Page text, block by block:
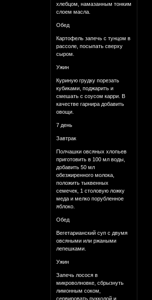
хлебцом, намазанным тонким
слоем масла.
Обед
Картофель запечь с тунцом в
рассоле, посыпать сверху
сыром.
Ужин
Куриную грудку порезать
кубиками, поджарить и
смешать с соусом карри. В
качестве гарнира добавить
овощи.
7 день
Завтрак
Полчашки овсяных хлопьев
приготовить в 100 мл воды,
добавить 50 мл
обезжиренного молока,
положить тыквенных
семечек, 1 столовую ложку
меда и мелко порубленное
яблоко.
Обед
Вегетарианский суп с двумя
овсяными или ржаными
лепешками.
Ужин
Запечь лосося в
микроволновке, сбрызнуть
лимонным соком,
сервировать рукколой и